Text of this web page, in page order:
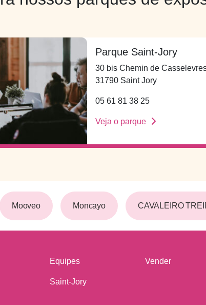
Parque Saint-Jory
30 bis Chemin de
31790 Saint Jory
05 61 81 38 25
Veja o parque
Mooveo Moncayo CAVALEIRO
Equipes
Saint-Jory
Vender